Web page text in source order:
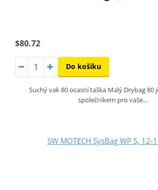
$80.72
Do košíku
Suchý vak 80 ocasní taška Malý Drybag 80
společníkem pro vaše…
SW MOTECH SysBag WP S, 12-